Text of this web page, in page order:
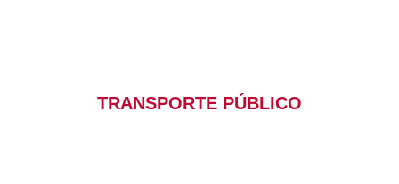
TRANSPORTE PÚBLICO